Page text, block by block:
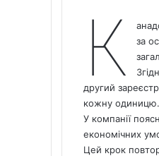
К
за
другий
кожну одиницю.
У компанії
економічних
Цей крок